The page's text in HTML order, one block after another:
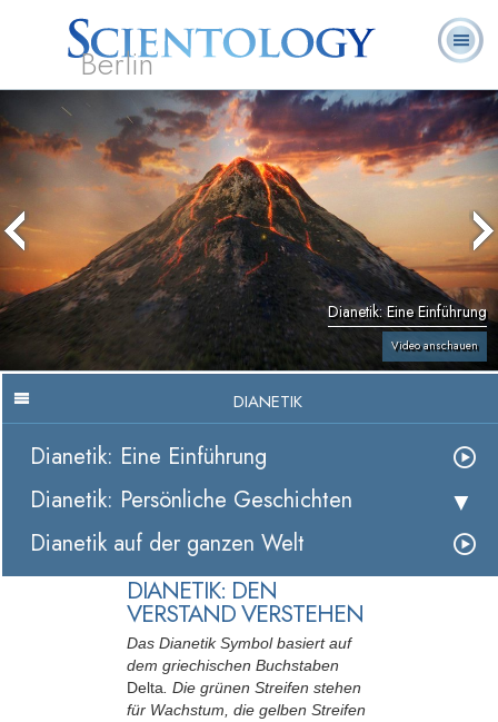
Berlin
Hubbard
Was ist
Scientology?
Ehrenamtliche
Geistliche
Häufig
gestellte
Bücher
Dianetik: Eine Einführung
Video anschauen
DIANETIK
Dianetik: Eine Einführung
Dianetik: Persönliche Geschichten
Dianetik auf der ganzen Welt
DIANETIK: DEN
VERSTAND VERSTEHEN
Das Dianetik Symbol basiert auf
dem griechischen Buchstaben
Delta . Die grünen Streifen stehen
für Wachstum, die gelben Streifen